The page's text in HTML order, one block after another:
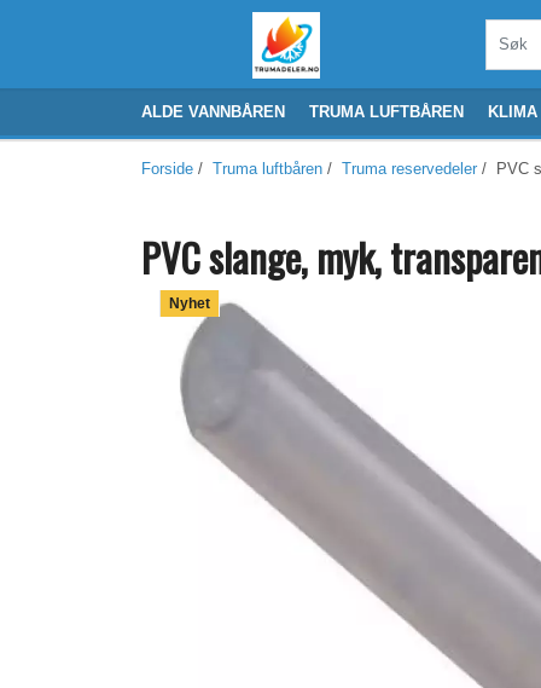
ALDE VANNBÅREN TRUMA LUFTBÅREN KLIMA
Forside / Truma luftbåren / Truma reservedeler / PVC
PVC slange, myk,
Nyhet